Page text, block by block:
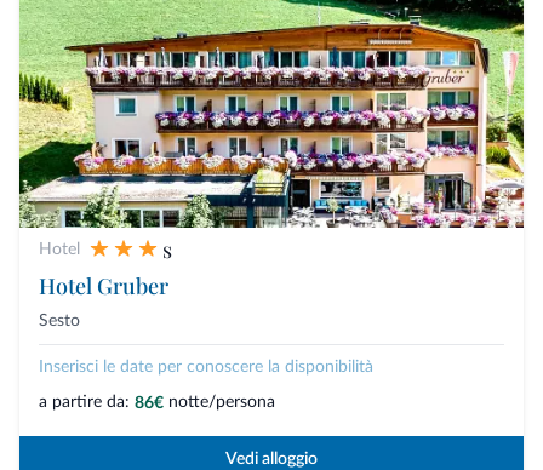
Hotel
s
Hotel Gruber
Sesto
Inserisci le date per conoscere la disponibilità
a partire da: 86€ notte/persona
Vedi alloggio